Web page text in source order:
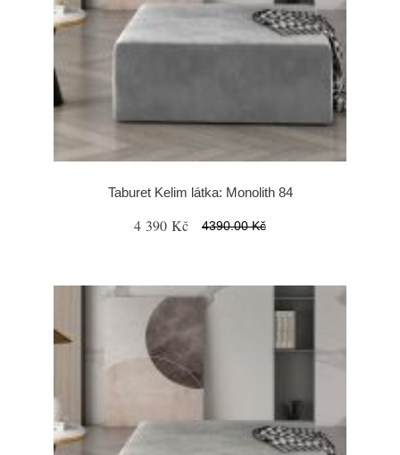
Taburet Kelim látka: Monolith 84
4 390 Kč 4390.00 Kč